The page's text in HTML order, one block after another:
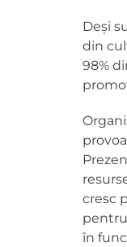
Deși
din
98%
cresc
în